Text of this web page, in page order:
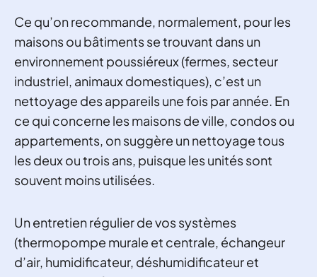
Ce qu’on recommande, normalement, pour les
maisons ou bâtiments se trouvant dans un
environnement poussiéreux (fermes, secteur
industriel, animaux domestiques), c’est un
nettoyage des appareils une fois par année. En
ce qui concerne les maisons de ville, condos ou
appartements, on suggère un nettoyage tous
les deux ou trois ans, puisque les unités sont
souvent moins utilisées.
Un entretien régulier de vos systèmes
(thermopompe murale et centrale, échangeur
d’air, humidificateur, déshumidificateur et